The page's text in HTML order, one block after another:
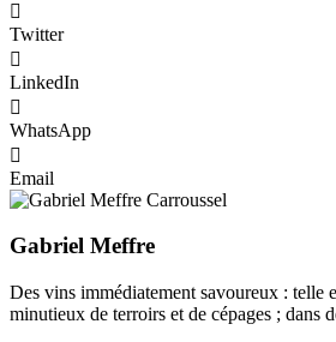
Twitter
LinkedIn
WhatsApp
Email
Gabriel Meffre
Des vins immédiatement savoureux : telle
minutieux de terroirs et de cépages ; dans